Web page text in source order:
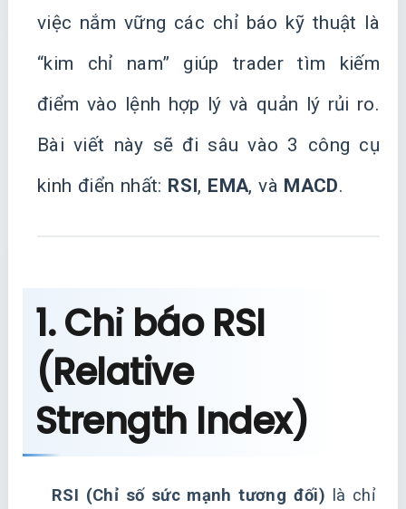
việc nắm vững các chỉ báo kỹ thuật là
“kim chỉ nam” giúp trader tìm kiếm
điểm vào lệnh hợp lý và quản lý rủi ro.
Bài viết này sẽ đi sâu vào 3 công cụ
kinh điển nhất: RSI , EMA, và MACD.
1. Chỉ báo RSI
(Relative
Strength Index)
RSI (Chỉ số sức mạnh tương đối) là chỉ